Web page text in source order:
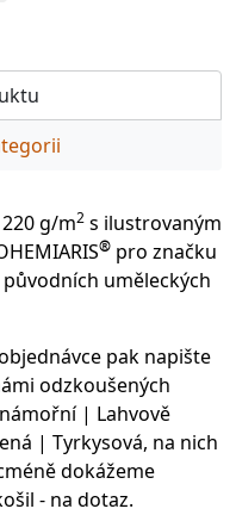
g/m2 s ilustrovaným
® pro značku
uměleckých
pak napište
odzkoušených
| Lahvově
| Tyrkysová, na nich
dokážeme
- na dotaz.